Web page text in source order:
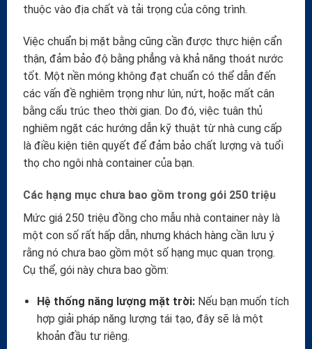
thuộc vào địa chất và tải trọng của công trình.
Việc chuẩn bị mặt bằng cũng cần được thực hiện cẩn
thận, đảm bảo độ bằng phẳng và khả năng thoát nước
tốt. Một nền móng không đạt chuẩn có thể dẫn đến
các vấn đề nghiêm trọng như lún, nứt, hoặc mất cân
bằng cấu trúc theo thời gian. Do đó, việc tuân thủ
nghiêm ngặt các hướng dẫn kỹ thuật từ nhà cung cấp
là điều kiện tiên quyết để đảm bảo chất lượng và tuổi
thọ cho ngôi nhà container của bạn.
Các hạng mục chưa bao gồm trong gói 250 triệu
Mức giá 250 triệu đồng cho mẫu nhà container này là
một con số rất hấp dẫn, nhưng khách hàng cần lưu ý
rằng nó chưa bao gồm một số hạng mục quan trọng.
Cụ thể, gói này chưa bao gồm:
Hệ thống năng lượng mặt trời: Nếu bạn muốn tích
hợp giải pháp năng lượng tái tạo, đây sẽ là một
khoản đầu tư riêng.